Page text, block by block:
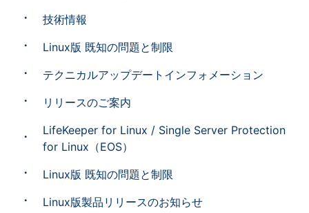
技術情報
Linux版 既知の問題と制限
テクニカルアップデートインフォメーション
リリースのご案内
LifeKeeper for Linux / Single Server Protection
for Linux（EOS）
Linux版 既知の問題と制限
Linux版製品リリースのお知らせ